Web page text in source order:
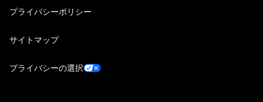
プライバシーポリシー
サイトマップ
プライバシーの選択